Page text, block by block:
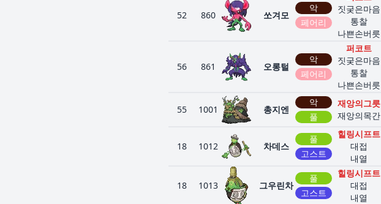
52 860 쏘겨모
악
페어리
짓궂은마음
통찰
나쁜손버릇
56 861 오롱털
악
페어리
퍼코트
짓궂은마음
통찰
나쁜손버릇
55 1001 총지엔
악
풀
재앙의그릇
재앙의목간
18 1012 차데스
풀
고스트
힐링시프트
대접
내열
18 1013 그우린차
풀
고스트
힐링시프트
대접
내열